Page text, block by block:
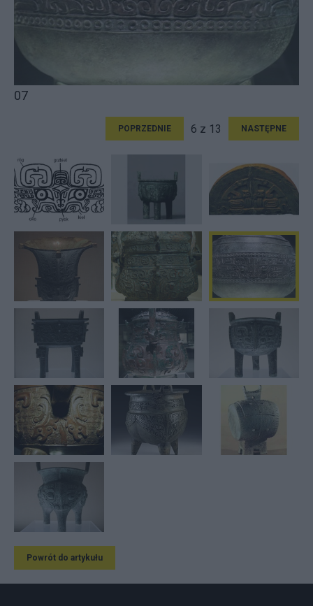
07
POPRZEDNIE 6 z 13 NASTĘPNE
Powrót do artykułu